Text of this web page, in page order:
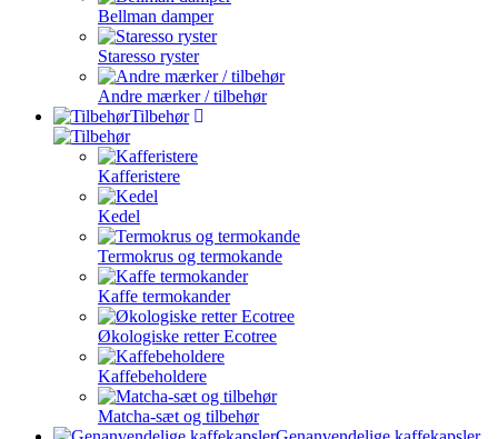
Bellman damper
Staresso ryster
Andre mærker / tilbehør
Tilbehør
Kafferistere
Kedel
Termokrus og termokande
Kaffe termokander
Økologiske retter Ecotree
Kaffebeholdere
Matcha-sæt og tilbehør